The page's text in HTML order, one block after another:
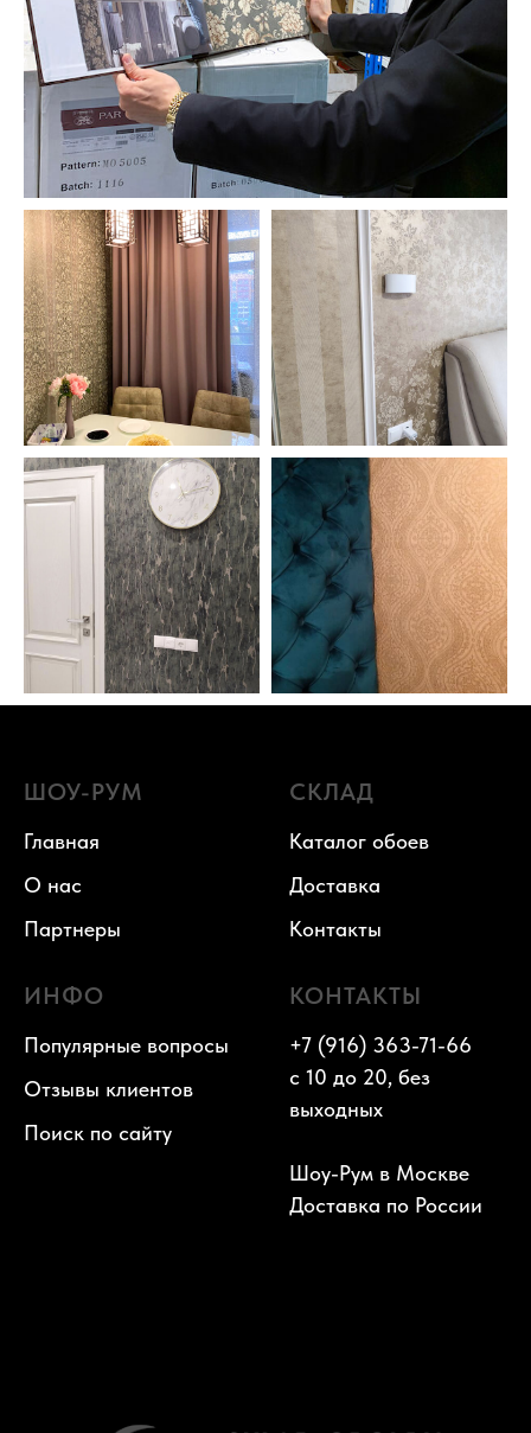
ШОУ-РУМ
Главная
О нас
Партнеры
СКЛАД
Каталог обоев
Доставка
Контакты
ИНФО
Популярные вопросы
Отзывы клиентов
Поиск по сайту
КОНТАКТЫ
+7 (916) 363-71-66
с 10 до 20, без
выходных
Шоу-Рум в Москве
Доставка по России